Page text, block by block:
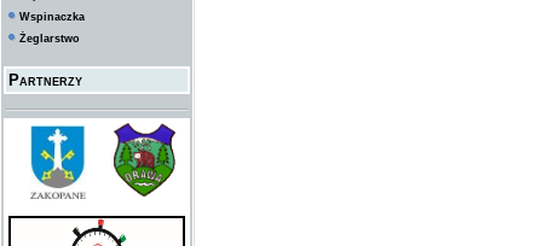
Wspinaczka
Żeglarstwo
Partnerzy